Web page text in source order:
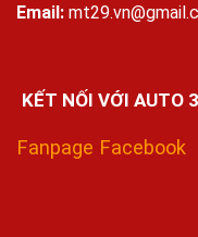
Email:
KẾT NỐI VỚI AUTO
Fanpage Facebook